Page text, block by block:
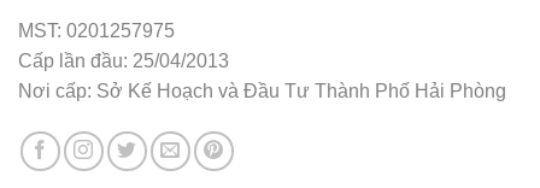
MST: 0201257975
Cấp lần đầu: 25/04/2013
Nơi cấp: Sở Kế Hoạch và Đầu Tư Thành Phố Hải Phòng